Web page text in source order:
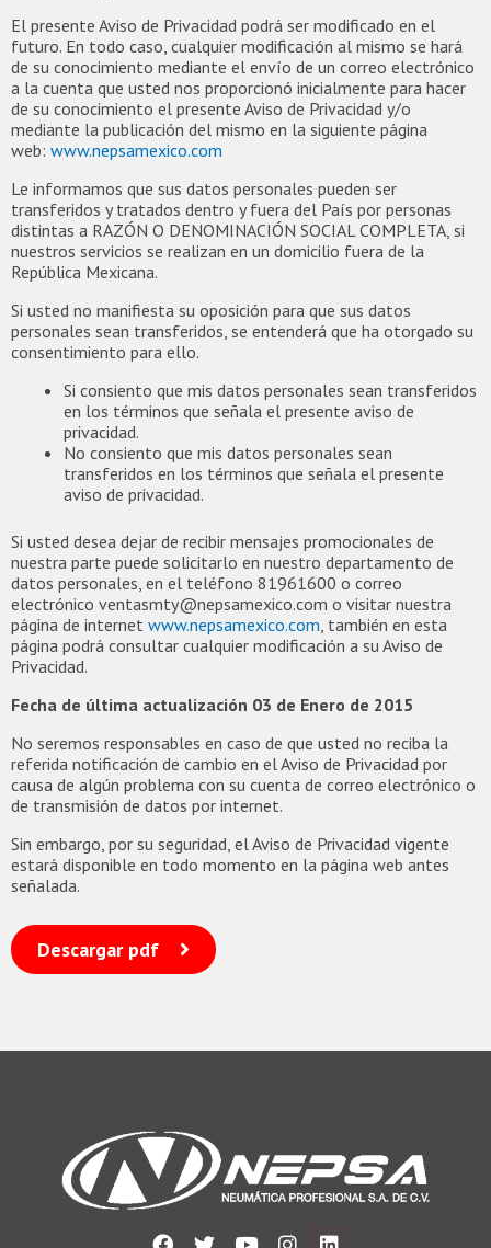
El presente Aviso de Privacidad podrá ser modificado en el
futuro. En todo caso, cualquier modificación al mismo se hará
de su conocimiento mediante el envío de un correo electrónico
a la cuenta que usted nos proporcionó inicialmente para hacer
de su conocimiento el presente Aviso de Privacidad y/o
mediante la publicación del mismo en la siguiente página
web: www.nepsamexico.com
Le informamos que sus datos personales pueden ser
transferidos y tratados dentro y fuera del País por personas
distintas a RAZÓN O DENOMINACIÓN SOCIAL COMPLETA, si
nuestros servicios se realizan en un domicilio fuera de la
República Mexicana.
Si usted no manifiesta su oposición para que sus datos
personales sean transferidos, se entenderá que ha otorgado su
consentimiento para ello.
Si consiento que mis datos personales sean transferidos
en los términos que señala el presente aviso de
privacidad.
No consiento que mis datos personales sean
transferidos en los términos que señala el presente
aviso de privacidad.
Si usted desea dejar de recibir mensajes promocionales de
nuestra parte puede solicitarlo en nuestro departamento de
datos personales, en el teléfono 81961600 o correo
electrónico ventasmty@nepsamexico.com o visitar nuestra
página de internet www.nepsamexico.com, también en esta
página podrá consultar cualquier modificación a su Aviso de
Privacidad.
Fecha de última actualización 03 de Enero de 2015
No seremos responsables en caso de que usted no reciba la
referida notificación de cambio en el Aviso de Privacidad por
causa de algún problema con su cuenta de correo electrónico o
de transmisión de datos por internet.
Sin embargo, por su seguridad, el Aviso de Privacidad vigente
estará disponible en todo momento en la página web antes
señalada.
Descargar pdf